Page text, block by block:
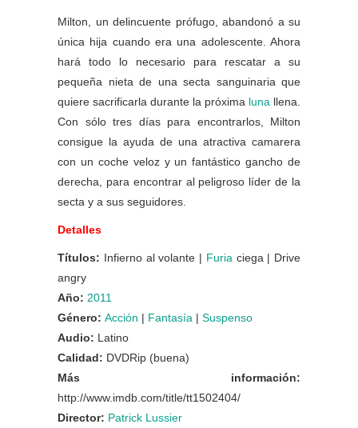
Milton, un delincuente prófugo, abandonó a su
única hija cuando era una adolescente. Ahora
hará todo lo necesario para rescatar a su
pequeña nieta de una secta sanguinaria que
quiere sacrificarla durante la próxima luna llena.
Con sólo tres días para encontrarlos, Milton
consigue la ayuda de una atractiva camarera
con un coche veloz y un fantástico gancho de
derecha, para encontrar al peligroso líder de la
secta y a sus seguidores.
Detalles
Títulos: Infierno al volante | Furia ciega | Drive
angry
Año: 2011
Género: Acción | Fantasía | Suspenso
Audio: Latino
Calidad: DVDRip (buena)
Más información:
http://www.imdb.com/title/tt1502404/
Director: Patrick Lussier